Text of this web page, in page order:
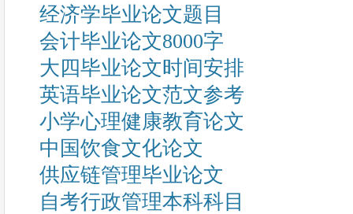
经济学毕业论文题目
会计毕业论文8000字
大四毕业论文时间安排
英语毕业论文范文参考
小学心理健康教育论文
中国饮食文化论文
供应链管理毕业论文
自考行政管理本科科目